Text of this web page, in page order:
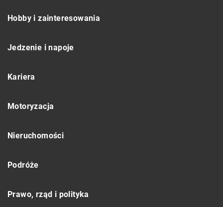
Hobby i zainteresowania
Jedzenie i napoje
Kariera
Motoryzacja
Nieruchomości
Podróże
Prawo, rząd i polityka